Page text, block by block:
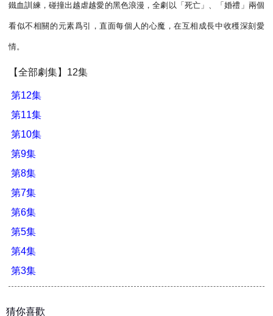
鐵血訓練，碰撞出越虐越愛的黑色浪漫，全劇以「死亡」、「婚禮」兩個
看似不相關的元素爲引，直面每個人的心魔，在互相成長中收穫深刻愛
情。
【全部劇集】12集
第12集
第11集
第10集
第9集
第8集
第7集
第6集
第5集
第4集
第3集
猜你喜歡